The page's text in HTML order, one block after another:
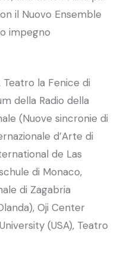
il Nuovo Ensemble
impegno
la Fenice di
della Radio della
(Nuove sincronie di
d’Arte di
de Las
di Monaco,
di Zagabria
Oji Center
(USA), Teatro